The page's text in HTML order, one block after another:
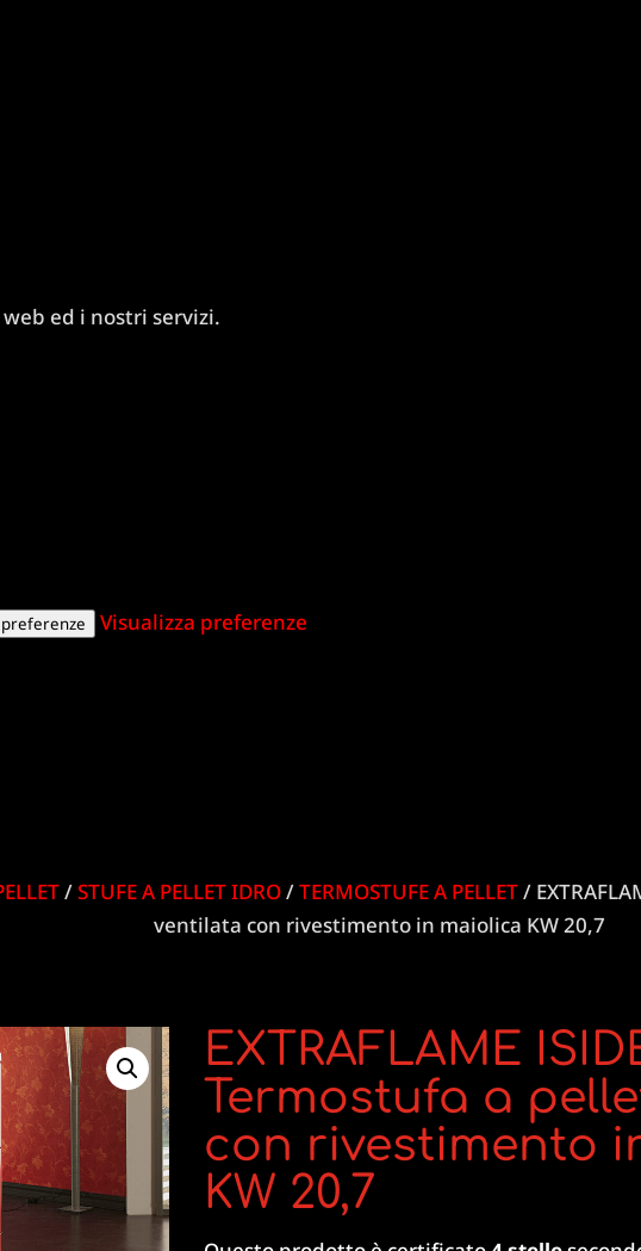
ed i nostri servizi.
preferenze
Visualizza preferenze
/STUFE A PELLET IDRO/TERMOSTUFE A PELLET/
ventilata con rivestimento in maiolica KW 20,7
EXTRAFLAME
Termostufa a
con rivestimento
KW 20,7